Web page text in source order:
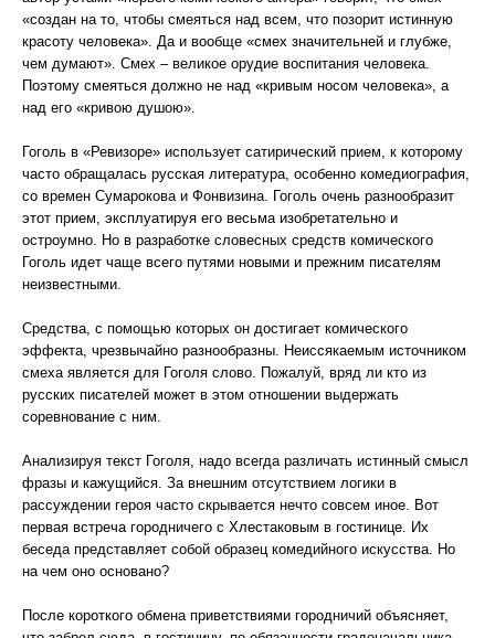
«создан на то, чтобы смеяться над всем, что позорит истинную
красоту человека». Да и вообще «смех значительней и глубже,
чем думают». Смех – великое орудие воспитания человека.
Поэтому смеяться должно не над «кривым носом человека», а
над его «кривою душою».
Гоголь в «Ревизоре» использует сатирический прием, к которому
часто обращалась русская литература, особенно комедиография,
со времен Сумарокова и Фонвизина. Гоголь очень разнообразит
этот прием, эксплуатируя его весьма изобретательно и
остроумно. Но в разработке словесных средств комического
Гоголь идет чаще всего путями новыми и прежним писателям
неизвестными.
Средства, с помощью которых он достигает комического
эффекта, чрезвычайно разнообразны. Неиссякаемым источником
смеха является для Гоголя слово. Пожалуй, вряд ли кто из
русских писателей может в этом отношении выдержать
соревнование с ним.
Анализируя текст Гоголя, надо всегда различать истинный смысл
фразы и кажущийся. За внешним отсутствием логики в
рассуждении героя часто скрывается нечто совсем иное. Вот
первая встреча городничего с Хлестаковым в гостинице. Их
беседа представляет собой образец комедийного искусства. Но
на чем оно основано?
После короткого обмена приветствиями городничий объясняет,